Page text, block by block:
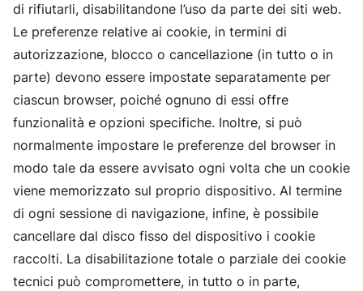
di rifiutarli, disabilitandone l’uso da parte dei siti web.
Le preferenze relative ai cookie, in termini di
autorizzazione, blocco o cancellazione (in tutto o in
parte) devono essere impostate separatamente per
ciascun browser, poiché ognuno di essi offre
funzionalità e opzioni specifiche. Inoltre, si può
normalmente impostare le preferenze del browser in
modo tale da essere avvisato ogni volta che un cookie
viene memorizzato sul proprio dispositivo. Al termine
di ogni sessione di navigazione, infine, è possibile
cancellare dal disco fisso del dispositivo i cookie
raccolti. La disabilitazione totale o parziale dei cookie
tecnici può compromettere, in tutto o in parte,